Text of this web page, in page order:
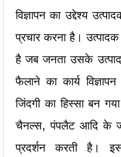
विज्ञापन का उद्देश्य
प्रचार करना है।
है जब जनता उसके उत्पाद
फैलाने का कार्य
जिंदगी का हिस्सा बन
चैनल्स, पंपलैट आदि के
प्रदर्शन करती है।